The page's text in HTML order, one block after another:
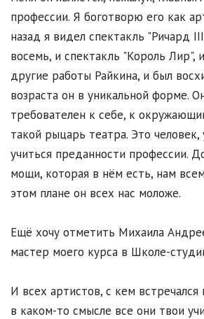
профессии. Я боготворю его как
назад я видел спектакль "Ричард
восемь, и спектакль "Король Лир",
другие работы Райкина, и был
возраста он в уникальной форме.
требователен к себе, к
такой рыцарь театра. Это
учиться преданности профессии.
мощи, которая в нём есть, нам
этом плане он всех нас моложе.
Ещё хочу отметить Михаила
мастер моего курса в Школе-
И всех артистов, с кем
в каком-то смысле все они твои